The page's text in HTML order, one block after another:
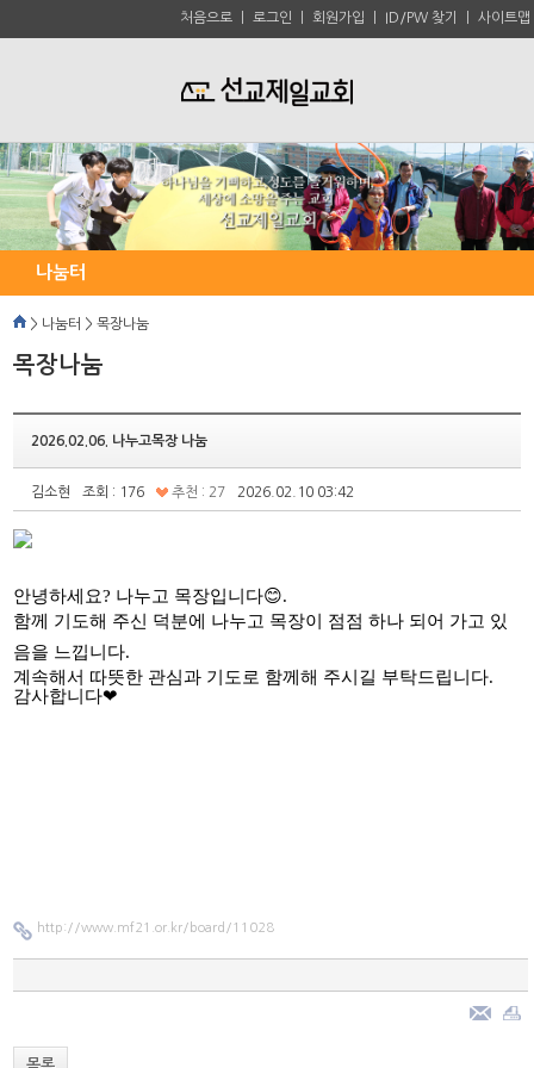
처음으로 로그인 회원가입 ID/PW 찾기 사이트맵
나눔터
목장나눔
> 나눔터 > 목장나눔
2026.02.06. 나누고목장 나눔
김소현 조회 : 176 추천 : 27 2026.02.10 03:42
안녕하세요? 나누고 목장입니다😊.
함께 기도해 주신 덕분에 나누고 목장이 점점 하나 되어 가고 있
음을 느낍니다.
계속해서 따뜻한 관심과 기도로 함께해 주시길 부탁드립니다.
감사합니다❤
http://www.mf21.or.kr/board/11028
목록